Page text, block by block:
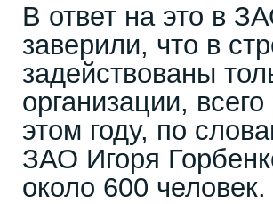
В ответ на это в
заверили, что в
задействованы
организации,
этом году, по
ЗАО Игоря
около 600 человек.